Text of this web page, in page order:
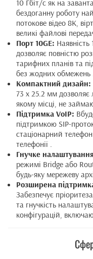
10 Гбіт/с як на
бездоганну роботу
потокове відео 8K,
великі файлові
Порт 10GE: Наявність
дозволяє повністю
тарифних планів та
без жодних обмежень
Компактний дизайн:
73 x 25.2 мм дозволяє
якому місці, не
Підтримка VoIP:
підтримкою SIP-
стаціонарний
телефонії .
Гнучке
режимі Bridge або
будь-яку мережеву
Розширена
Забезпечує
та гнучкість
конфігурацій,